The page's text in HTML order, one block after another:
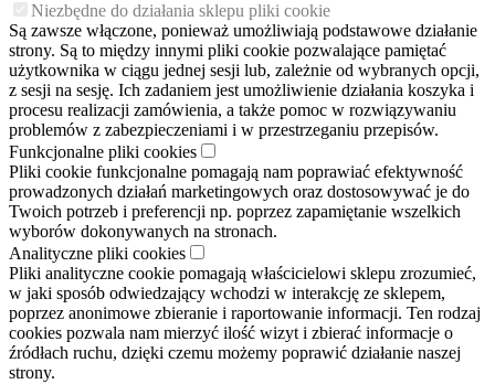
Niezbędne do działania sklepu pliki cookie
Są zawsze włączone, ponieważ umożliwiają podstawowe działanie
strony. Są to między innymi pliki cookie pozwalające pamiętać
użytkownika w ciągu jednej sesji lub, zależnie od wybranych opcji,
z sesji na sesję. Ich zadaniem jest umożliwienie działania koszyka i
procesu realizacji zamówienia, a także pomoc w rozwiązywaniu
problemów z zabezpieczeniami i w przestrzeganiu przepisów.
Funkcjonalne pliki cookies
Pliki cookie funkcjonalne pomagają nam poprawiać efektywność
prowadzonych działań marketingowych oraz dostosowywać je do
Twoich potrzeb i preferencji np. poprzez zapamiętanie wszelkich
wyborów dokonywanych na stronach.
Analityczne pliki cookies
Pliki analityczne cookie pomagają właścicielowi sklepu zrozumieć,
w jaki sposób odwiedzający wchodzi w interakcję ze sklepem,
poprzez anonimowe zbieranie i raportowanie informacji. Ten rodzaj
cookies pozwala nam mierzyć ilość wizyt i zbierać informacje o
źródłach ruchu, dzięki czemu możemy poprawić działanie naszej
strony.